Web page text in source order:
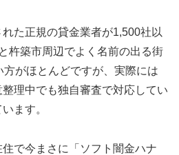
た正規の貸金業者が1,500社以
杵築市周辺でよく名前の出る街
がほとんどですが、実際には
理中でも独自審査で対応してい
ます。
で今まさに「ソフト闇金ハナ